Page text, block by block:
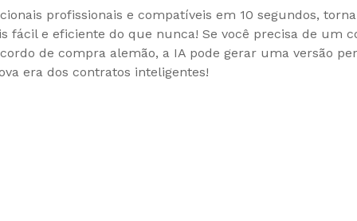
profissionais e compatíveis em 10 segundos,
fácil e eficiente do que nunca! Se você precisa de um
de compra alemão, a IA pode gerar uma versão
era dos contratos inteligentes!